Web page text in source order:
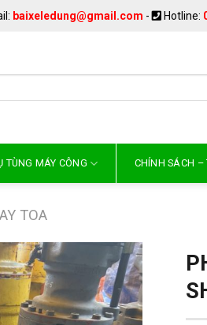
baixeledung@gmail.com - Hotline:
TÙNG MÁY CÔNG CHÍNH SÁCH –
TOA